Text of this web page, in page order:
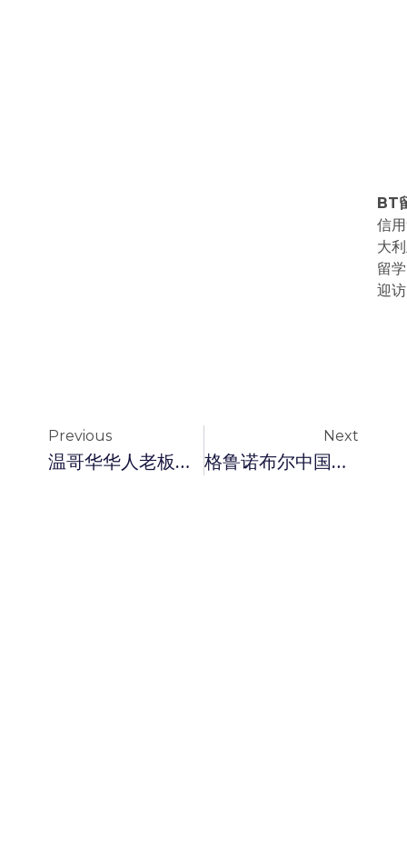
BT
信
大
留
迎
Previous
温哥华华人老板创业融资指南：2026年最新商业贷款攻略
Next
格鲁诺布尔中国留学生如何利用货物抵押贷款解决资金周转难题？2026年最新解读